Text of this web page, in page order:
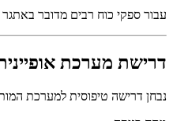
עבור ספקי כוח רבים מדובר
דרישת מערכת
נבחן דרישה טיפוסית למערכת